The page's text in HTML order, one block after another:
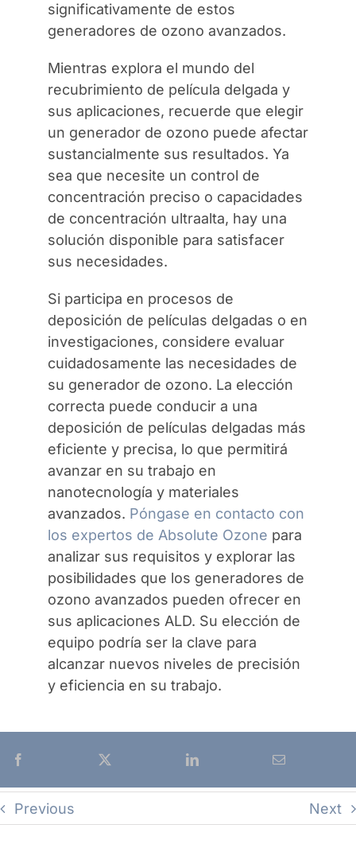
significativamente de estos
generadores de ozono avanzados.
Mientras explora el mundo del
recubrimiento de película delgada y
sus aplicaciones, recuerde que elegir
un generador de ozono puede afectar
sustancialmente sus resultados. Ya
sea que necesite un control de
concentración preciso o capacidades
de concentración ultraalta, hay una
solución disponible para satisfacer
sus necesidades.
Si participa en procesos de
deposición de películas delgadas o en
investigaciones, considere evaluar
cuidadosamente las necesidades de
su generador de ozono. La elección
correcta puede conducir a una
deposición de películas delgadas más
eficiente y precisa, lo que permitirá
avanzar en su trabajo en
nanotecnología y materiales
avanzados. Póngase en contacto con
los expertos de Absolute Ozone para
analizar sus requisitos y explorar las
posibilidades que los generadores de
ozono avanzados pueden ofrecer en
sus aplicaciones ALD. Su elección de
equipo podría ser la clave para
alcanzar nuevos niveles de precisión
y eficiencia en su trabajo.
Previous Next